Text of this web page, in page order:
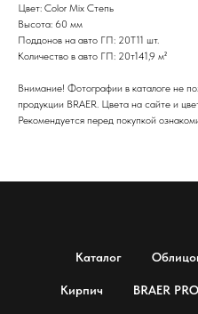
Цвет: Color Mix Степь
Высота: 60 мм
Поддонов на авто ГП: 20Т11 шт.
Количество в авто ГП: 20т141,9 м²
Внимание! Фотографии в каталоге не
продукции BRAER. Цвета на сайте и
Рекомендуется перед покупкой
Каталог
Кирпич BRAER PRO